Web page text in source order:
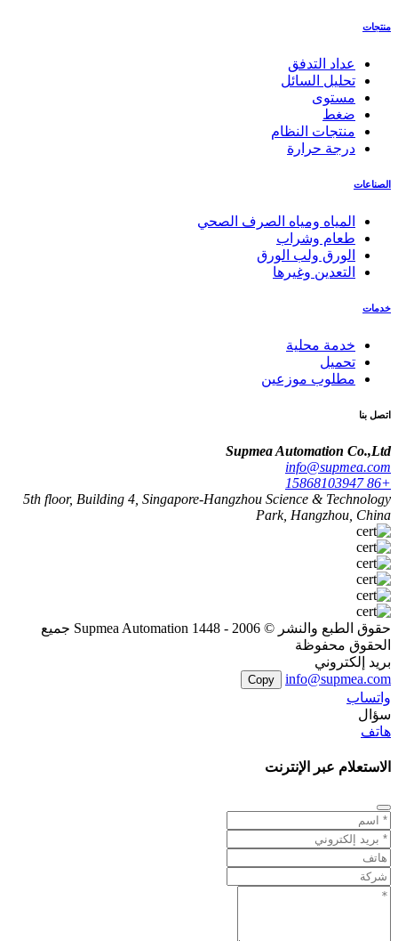
منتجات
عداد التدفق
تحليل السائل
مستوى
ضغط
منتجات النظام
درجة حرارة
الصناعات
المياه ومياه الصرف الصحي
طعام وشراب
الورق ولب الورق
التعدين وغيرها
خدمات
خدمة محلية
تحميل
مطلوب موزعين
اتصل بنا
Supmea Automation Co.,Ltd
info@supmea.com
+86 15868103947
5th floor, Building 4, Singapore-Hangzhou Science & Technology
Park, Hangzhou, China
حقوق الطبع والنشر © 2006 - 1448 Supmea Automation جميع
الحقوق محفوظة
بريد إلكتروني
info@supmea.com
Copy
واتساب
سؤال
هاتف
الاستعلام عبر الإنترنت